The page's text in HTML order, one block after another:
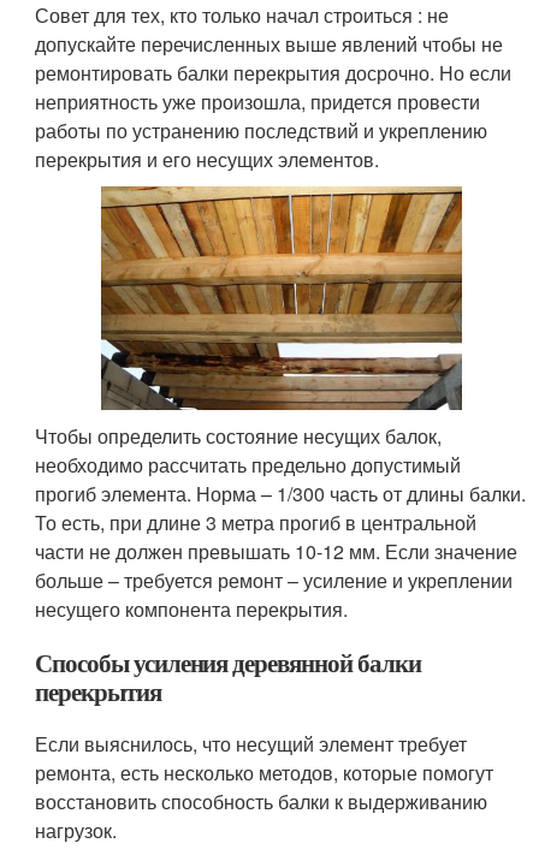
Совет для тех, кто только начал строиться : не
допускайте перечисленных выше явлений чтобы не
ремонтировать балки перекрытия досрочно. Но если
неприятность уже произошла, придется провести
работы по устранению последствий и укреплению
перекрытия и его несущих элементов.
Чтобы определить состояние несущих балок,
необходимо рассчитать предельно допустимый
прогиб элемента. Норма – 1/300 часть от длины балки.
То есть, при длине 3 метра прогиб в центральной
части не должен превышать 10-12 мм. Если значение
больше – требуется ремонт – усиление и укреплении
несущего компонента перекрытия.
Способы усиления деревянной балки
перекрытия
Если выяснилось, что несущий элемент требует
ремонта, есть несколько методов, которые помогут
восстановить способность балки к выдерживанию
нагрузок.